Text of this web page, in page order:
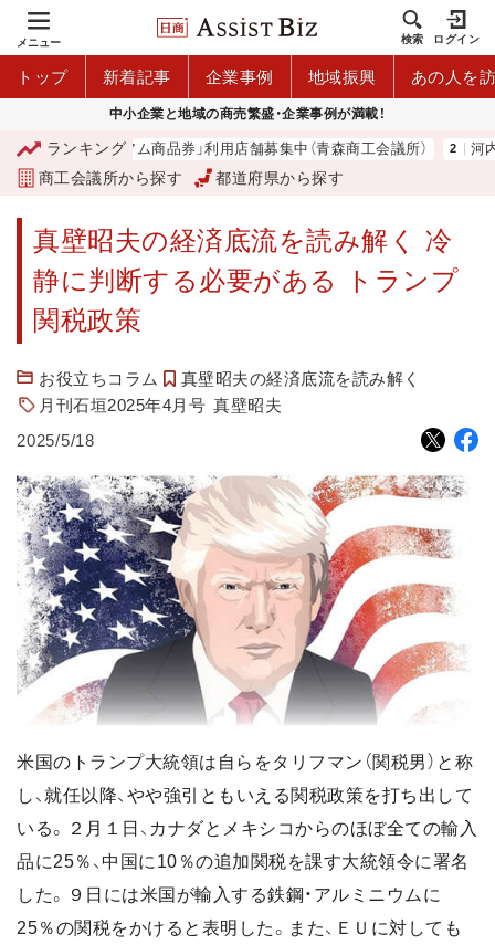
メニュー 検索 ログイン
トップ 新着記事 企業事例 地域振興 あの人を
中小企業と地域の商売繁盛・企業事例が満載！
ランキング
青森市プレミアム商品券」利用店舗募集中（青森商工会議所） 河内
商工会議所から探す 都道府県から探す
真壁昭夫の経済底流を読み解く 冷
静に判断する必要がある トランプ
関税政策
お役立ちコラム
真壁昭夫の経済底流を読み解く
月刊石垣2025年4月号 真壁昭夫
2025/5/18
米国のトランプ大統領は自らをタリフマン（関税男）と称
し、就任以降、やや強引ともいえる関税政策を打ち出して
いる。２月１日、カナダとメキシコからのほぼ全ての輸入
品に25％、中国に10％の追加関税を課す大統領令に署名
した。９日には米国が輸入する鉄鋼・アルミニウムに
25％の関税をかけると表明した。また、ＥＵに対しても